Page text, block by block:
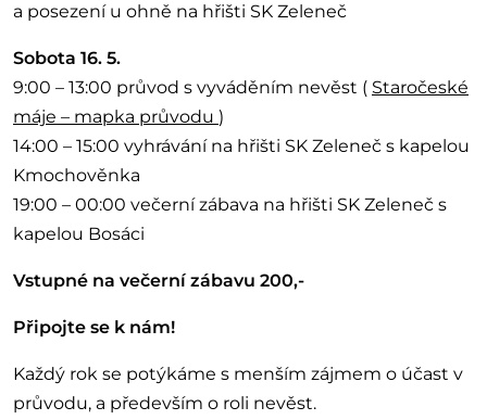
a posezení u ohně na hřišti SK Zeleneč
Sobota 16. 5.
9:00 – 13:00 průvod s vyváděním nevěst ( Staročeské
máje – mapka průvodu )
14:00 – 15:00 vyhrávání na hřišti SK Zeleneč s kapelou
Kmochověnka
19:00 – 00:00 večerní zábava na hřišti SK Zeleneč s
kapelou Bosáci
Vstupné na večerní zábavu 200,-
Připojte se k nám!
Každý rok se potýkáme s menším zájmem o účast v
průvodu, a především o roli nevěst.